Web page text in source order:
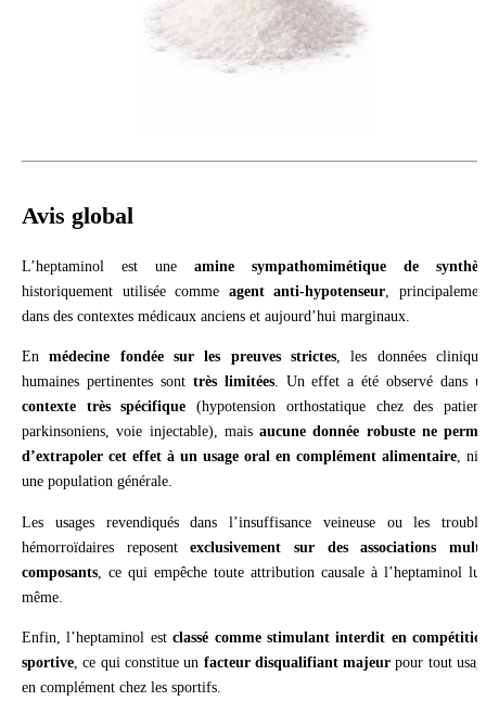
Avis global
L’heptaminol est une amine sympathomimétique de
historiquement utilisée comme agent anti-hypotenseur ,
dans des contextes médicaux anciens et aujourd’hui marginaux.
Enmédecine fondée sur les preuves strictes, les données
humaines pertinentes sont très limitées. Un effet a été observé dans
contexte très spécifique (hypotension orthostatique chez des
parkinsoniens, voie injectable), mais aucune donnée robuste ne
d’extrapoler cet effet à un usage oral en complément alimentaire, ni
une population générale.
Les usages revendiqués dans l’insuffisance veineuse ou les
hémorroïdaires reposentexclusivement sur des associations
composants , ce qui empêche toute attribution causale à l’heptaminol
même.
Enfin, l’heptaminol estclassé comme stimulant interdit en
sportive , ce qui constitue un facteur disqualifiant majeur pour tout
en complément chez les sportifs.